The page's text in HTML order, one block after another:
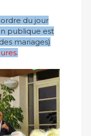
du jour
publique est
mariages)